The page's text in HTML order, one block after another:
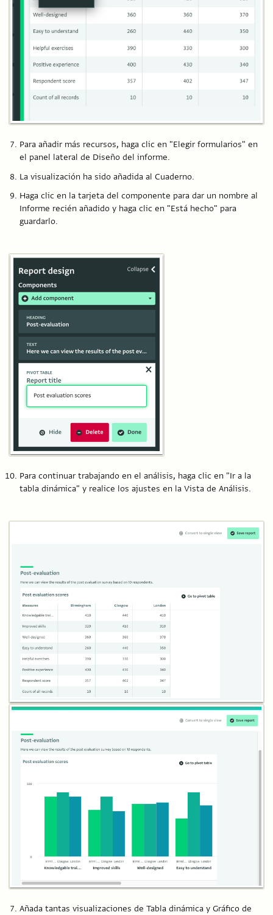
Para añadir más recursos, haga clic en "Elegir formularios" en
el panel lateral de Diseño del informe.
La visualización ha sido añadida al Cuaderno.
Haga clic en la tarjeta del componente para dar un nombre al
Informe recién añadido y haga clic en "Está hecho" para
guardarlo.
Para continuar trabajando en el análisis, haga clic en "Ir a la
tabla dinámica" y realice los ajustes en la Vista de Análisis.
Añada tantas visualizaciones de Tabla dinámica y Gráfico de